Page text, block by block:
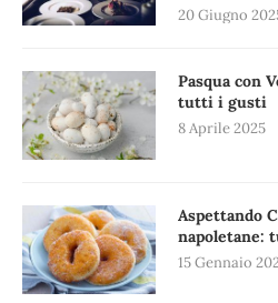
20 Giugno
Pasqua con
tutti i gusti
8 Aprile 2025
Aspettando
napoletane:
15 Gennaio